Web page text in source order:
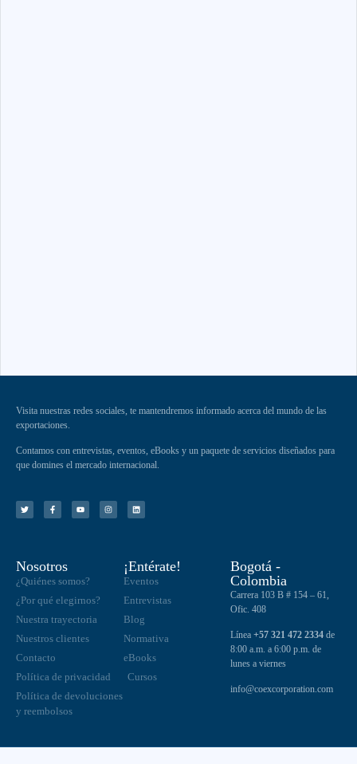
Visita nuestras redes sociales, te mantendremos informado acerca del mundo de las
exportaciones.
Contamos con entrevistas, eventos, eBooks y un paquete de servicios diseñados para
que domines el mercado internacional.
Nosotros
¿Quiénes somos?
¿Por qué elegirnos?
Nuestra trayectoria
Nuestros clientes
Contacto
Política de privacidad
Política de devoluciones
y reembolsos
¡Entérate!
Eventos
Entrevistas
Blog
Normativa
eBooks
Cursos
Bogotá -
Colombia
Carrera 103 B # 154 – 61,
Ofic. 408
Línea +57 321 472 2334de
8:00 a.m. a 6:00 p.m. de
lunes a viernes
info@coexcorporation.com